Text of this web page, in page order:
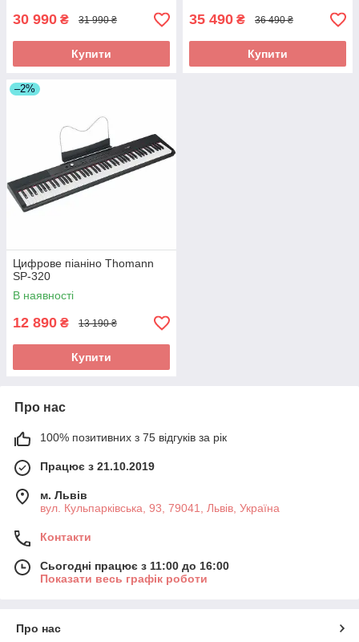
30 990 ₴ 31 990 ₴
Купити
35 490 ₴ 36 490 ₴
Купити
–2%
Цифрове піаніно Thomann
SP-320
В наявності
12 890 ₴ 13 190 ₴
Купити
Про нас
100% позитивних з 75 відгуків за рік
Працює з 21.10.2019
м. Львів
вул. Кульпарківська, 93, 79041, Львів, Україна
Контакти
Сьогодні працює з 11:00 до 16:00
Показати весь графік роботи
Про нас